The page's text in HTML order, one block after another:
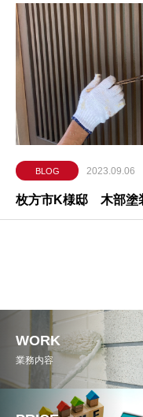
BLOG 2023.09.06
枚方市K様邸 木部塗
WORK
業務内容